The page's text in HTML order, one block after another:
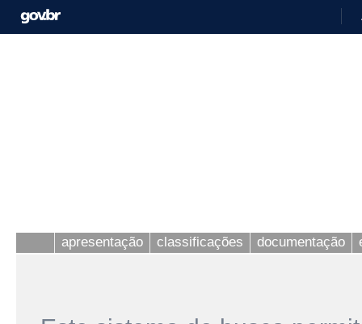
apresentação classificações documentação